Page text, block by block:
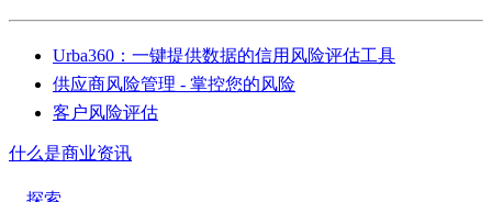
Urba360：一键提供数据的信用风险评估工具
供应商风险管理 - 掌控您的风险
客户风险评估
什么是商业资讯